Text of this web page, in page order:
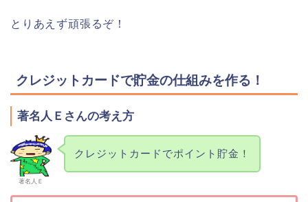
とりあえず頑張るぞ！
クレジットカードで貯金の仕組みを作る！
著名人Ｅさんの考え方
著名人Ｅ
クレジットカードでポイント貯金！